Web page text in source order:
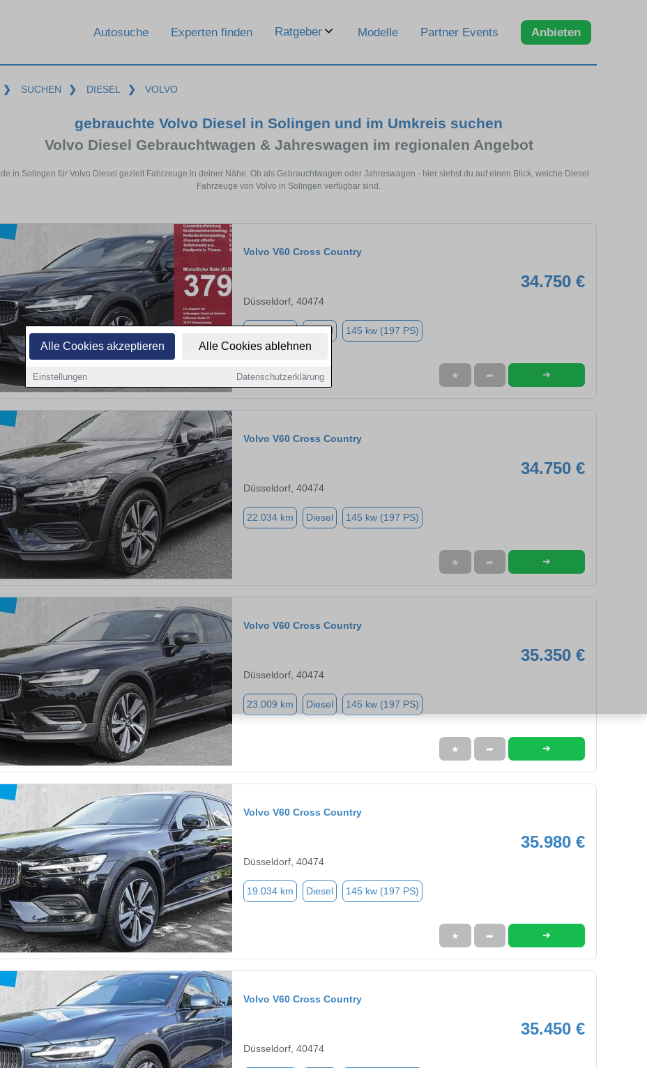
Alle Cookies akzeptieren Alle Cookies ablehnen
Einstellungen Datenschutzerklärung
Autosuche Experten finden Ratgeber Modelle Partner Events Anbieten
❯ SUCHEN ❯ DIESEL ❯ VOLVO
gebrauchte Volvo Diesel in Solingen und im Umkreis suchen
Volvo Diesel Gebrauchtwagen & Jahreswagen im regionalen Angebot
in Solingen für Volvo Diesel gezielt Fahrzeuge in deiner Nähe. Ob als Gebrauchtwagen oder Jahreswagen - hier siehst du auf einen Blick, welche Diesel
Fahrzeuge von Volvo in Solingen verfügbar sind.
Volvo V60 Cross Country
34.750 €
Düsseldorf, 40474
Diesel 145 kw (197 PS)
★ ➦ ➜
Volvo V60 Cross Country
34.750 €
Düsseldorf, 40474
22.034 km Diesel 145 kw (197 PS)
★ ➦ ➜
Volvo V60 Cross Country
35.350 €
Düsseldorf, 40474
23.009 km Diesel 145 kw (197 PS)
★ ➦ ➜
Volvo V60 Cross Country
35.980 €
Düsseldorf, 40474
19.034 km Diesel 145 kw (197 PS)
★ ➦ ➜
Volvo V60 Cross Country
35.450 €
Düsseldorf, 40474